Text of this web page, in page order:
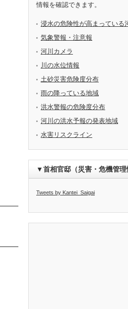
情報を確認できます。
浸水の危険性が高まっている
気象警報・注意報
河川カメラ
川の水位情報
土砂災害危険度分布
雨の降っている地域
洪水警報の危険度分布
河川の洪水予報の発表地域
水害リスクライン
▼首相官邸（災害・危機管理
Tweets by Kantei_Saigai